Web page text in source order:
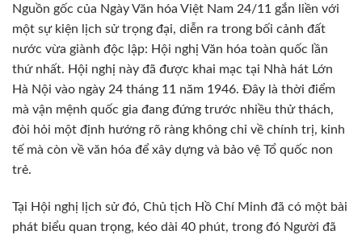
Nguồn gốc của Ngày Văn hóa Việt Nam 24/11 gắn liền với
một sự kiện lịch sử trọng đại, diễn ra trong bối cảnh đất
nước vừa giành độc lập: Hội nghị Văn hóa toàn quốc lần
thứ nhất. Hội nghị này đã được khai mạc tại Nhà hát Lớn
Hà Nội vào ngày 24 tháng 11 năm 1946. Đây là thời điểm
mà vận mệnh quốc gia đang đứng trước nhiều thử thách,
đòi hỏi một định hướng rõ ràng không chỉ về chính trị, kinh
tế mà còn về văn hóa để xây dựng và bảo vệ Tổ quốc non
trẻ.
Tại Hội nghị lịch sử đó, Chủ tịch Hồ Chí Minh đã có một bài
phát biểu quan trọng, kéo dài 40 phút, trong đó Người đã